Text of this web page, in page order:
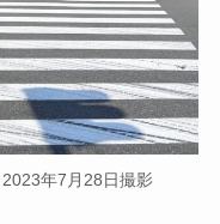
年7月28日撮影